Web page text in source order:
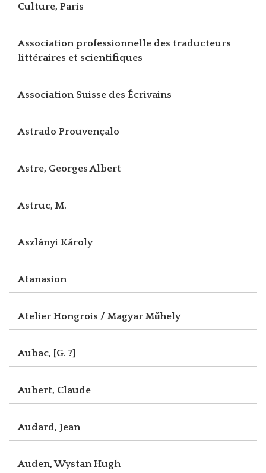
Culture, Paris
Association professionnelle des traducteurs
littéraires et scientifiques
Association Suisse des Écrivains
Astrado Prouvençalo
Astre, Georges Albert
Astruc, M.
Aszlányi Károly
Atanasion
Atelier Hongrois / Magyar Műhely
Aubac, [G. ?]
Aubert, Claude
Audard, Jean
Auden, Wystan Hugh